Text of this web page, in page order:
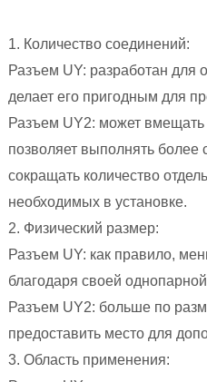
1. Количество соединений:
Разъем UY: разработан для
делает его пригодным для
Разъем UY2: может
позволяет выполнять
сокращать количество
необходимых в установке.
2. Физический размер:
Разъем UY: как правило,
благодаря своей
Разъем UY2: больше по
предоставить место для
3. Область применения: